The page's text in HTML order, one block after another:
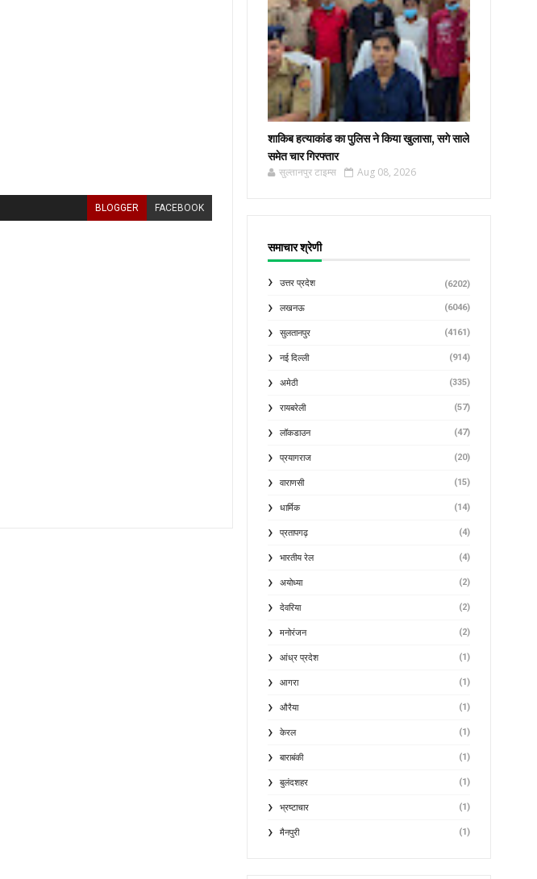
BLOGGER FACEBOOK
शाकिब हत्याकांड का पुलिस ने किया खुलासा, सगे साले
समेत चार गिरफ्तार
सुल्तानपुर टाइम्स Aug 08, 2026
समाचार श्रेणी
उत्तर प्रदेश (6202)
लखनऊ (6046)
सुलतानपुर (4161)
नई दिल्ली (914)
अमेठी (335)
रायबरेली (57)
लॉकडाउन (47)
प्रयागराज (20)
वाराणसी (15)
धार्मिक (14)
प्रतापगढ़ (4)
भारतीय रेल (4)
अयोध्या (2)
देवरिया (2)
मनोरंजन (2)
आंध्र प्रदेश (1)
आगरा (1)
औरैया (1)
केरल (1)
बाराबंकी (1)
बुलंदशहर (1)
भ्रष्टाचार (1)
मैनपुरी (1)